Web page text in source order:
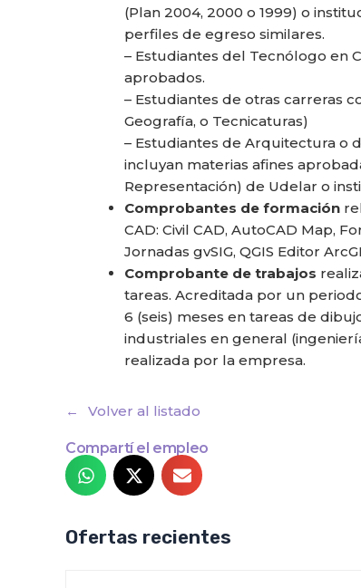
(Plan 2004, 2000 o 1999) o
perfiles de egreso similares.
– Estudiantes del Tecnólogo en
aprobados.
– Estudiantes de otras carreras
Geografía, o Tecnicaturas)
– Estudiantes de Arquitectura o
incluyan materias afines
Representación) de Udelar o
Comprobantes de formación
CAD: Civil CAD, AutoCAD Map,
Jornadas gvSIG, QGIS Editor
Comprobante de trabajos
tareas. Acreditada por un
6 (seis) meses en tareas de
industriales en general
realizada por la empresa.
Volver al listado
Compartí el empleo
Ofertas recientes